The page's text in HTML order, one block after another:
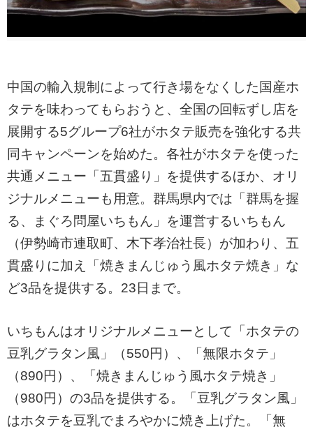
中国の輸入規制によって行き場をなくした国産ホ
タテを味わってもらおうと、全国の回転ずし店を
展開する5グループ6社がホタテ販売を強化する共
同キャンペーンを始めた。各社がホタテを使った
共通メニュー「五貫盛り」を提供するほか、オリ
ジナルメニューも用意。群馬県内では「群馬を握
る、まぐろ問屋いちもん」を運営するいちもん
（伊勢崎市連取町、木下孝治社長）が加わり、五
貫盛りに加え「焼きまんじゅう風ホタテ焼き」な
ど3品を提供する。23日まで。
いちもんはオリジナルメニューとして「ホタテの
豆乳グラタン風」（550円）、「無限ホタテ」
（890円）、「焼きまんじゅう風ホタテ焼き」
（980円）の3品を提供する。「豆乳グラタン風」
はホタテを豆乳でまろやかに焼き上げた。「無